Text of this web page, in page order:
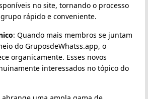
no site, tornando o processo
rápido e conveniente.
: Quando mais membros se juntam
do GruposdeWhatss.app, o
organicamente. Esses novos
interessados no tópico do